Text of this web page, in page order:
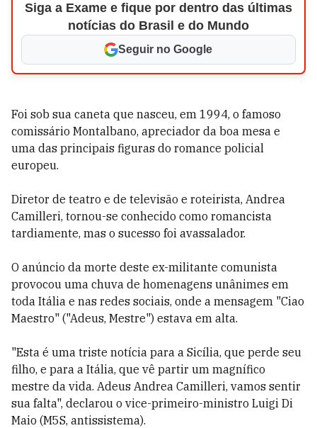
Siga a Exame e fique por dentro das últimas
notícias do Brasil e do Mundo
Seguir no Google
Foi sob sua caneta que nasceu, em 1994, o famoso
comissário Montalbano, apreciador da boa mesa e
uma das principais figuras do romance policial
europeu.
Diretor de teatro e de televisão e roteirista, Andrea
Camilleri, tornou-se conhecido como romancista
tardiamente, mas o sucesso foi avassalador.
O anúncio da morte deste ex-militante comunista
provocou uma chuva de homenagens unânimes em
toda Itália e nas redes sociais, onde a mensagem "Ciao
Maestro" ("Adeus, Mestre") estava em alta.
"Esta é uma triste notícia para a Sicília, que perde seu
filho, e para a Itália, que vê partir um magnífico
mestre da vida. Adeus Andrea Camilleri, vamos sentir
sua falta", declarou o vice-primeiro-ministro Luigi Di
Maio (M5S, antissistema).